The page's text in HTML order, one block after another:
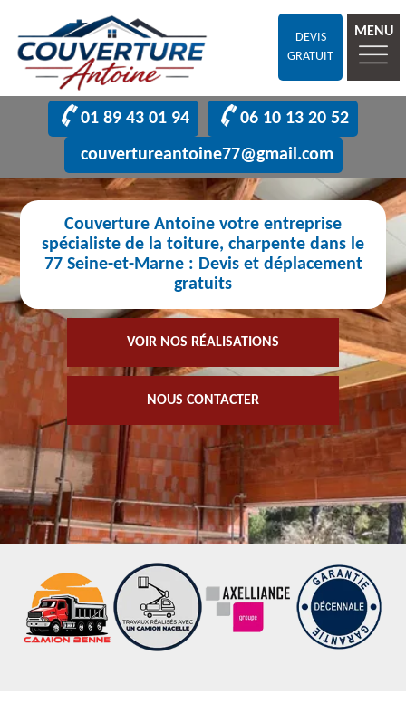
DEVIS
GRATUIT
MENU
01 89 43 01 94
06 10 13 20 52
couvertureantoine77@gmail.com
Couverture Antoine votre entreprise
spécialiste de la toiture, charpente dans le
77 Seine-et-Marne : Devis et déplacement
gratuits
VOIR NOS RÉALISATIONS
NOUS CONTACTER